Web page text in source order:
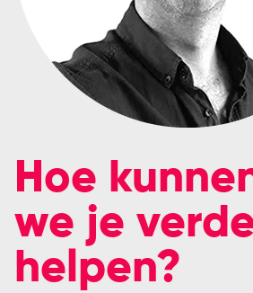
Hoe
we je
helpen?